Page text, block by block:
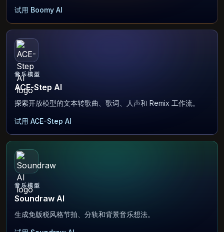
试用 Boomy AI
音乐模型
ACE-Step AI
探索开放模型的文本转歌曲、歌词、人声和 Remix 工作流。
试用 ACE-Step AI
音乐模型
Soundraw AI
生成免版税风格节拍、分轨和背景音乐想法。